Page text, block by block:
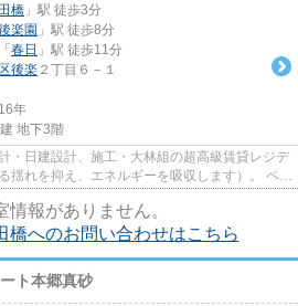
橋 」駅 徒歩3分
楽園 」駅 徒歩8分
「 春日 」駅 徒歩11分
後楽 ２丁目６－１
年
地下3階
日建設計、施工・大林組の超高級賃貸レジデ
揺れを抑え、エネルギーを吸収します）。 ペッ
情報がありません。
橋へのお問い合わせはこちら
ト本郷真砂